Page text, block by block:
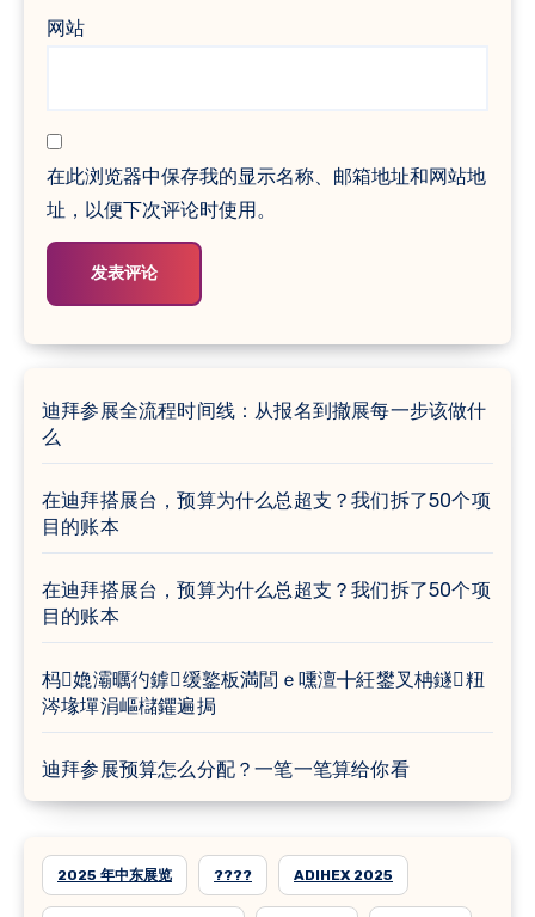
网站
在此浏览器中保存我的显示名称、邮箱地址和网站地
址，以便下次评论时使用。
迪拜参展全流程时间线：从报名到撤展每一步该做什
么
在迪拜搭展台，预算为什么总超支？我们拆了50个项
目的账本
在迪拜搭展台，预算为什么总超支？我们拆了50个项
目的账本
杩嫓灞曞彴鎼缓鐜板満閭ｅ嚑澶╋紝鐢叉柟鐩粈
涔堟墠涓嶇櫧鑺遍挶
迪拜参展预算怎么分配？一笔一笔算给你看
2025 年中东展览 ???? ADIHEX 2025